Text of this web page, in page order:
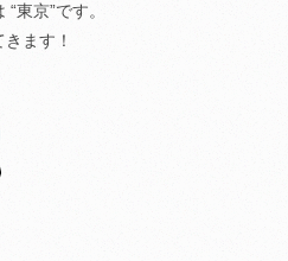
東京”です。
ます！